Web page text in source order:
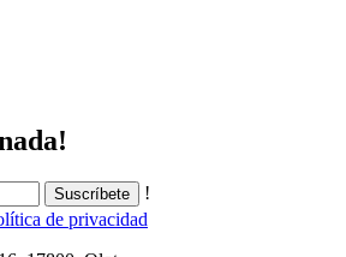
!
de privacidad